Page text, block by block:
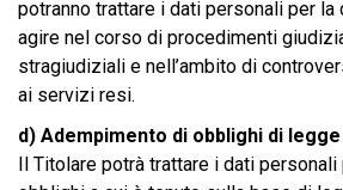
potranno trattare i dati personali per
agire nel corso di procedimenti
stragiudiziali e nell’ambito di
ai servizi resi.
d) Adempimento di obblighi di legge
Il Titolare potrà trattare i dati personali